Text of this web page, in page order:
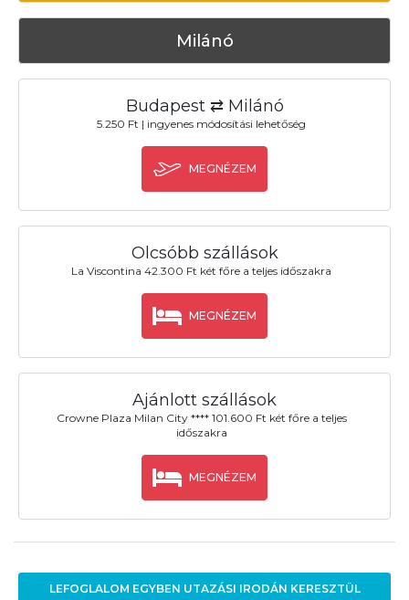
Milánó
Budapest ⇄ Milánó
5.250 Ft | ingyenes módosítási lehetőség
MEGNÉZEM
Olcsóbb szállások
La Viscontina 42.300 Ft két főre a teljes időszakra
MEGNÉZEM
Ajánlott szállások
Crowne Plaza Milan City **** 101.600 Ft két főre a teljes
időszakra
MEGNÉZEM
LEFOGLALOM EGYBEN UTAZÁSI IRODÁN KERESZTÜL